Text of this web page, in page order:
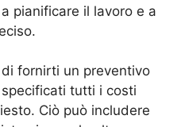
pianificare il lavoro e a
fornirti un preventivo
tutti i costi
Ciò può includere